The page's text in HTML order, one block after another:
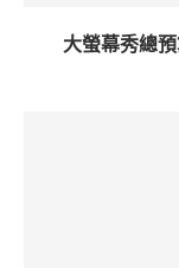
大螢幕秀總